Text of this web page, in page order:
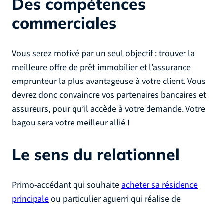
Des compétences
commerciales
Vous serez motivé par un seul objectif : trouver la
meilleure offre de prêt immobilier et l’assurance
emprunteur la plus avantageuse à votre client. Vous
devrez donc convaincre vos partenaires bancaires et
assureurs, pour qu’il accède à votre demande. Votre
bagou sera votre meilleur allié !
Le sens du relationnel
Primo-accédant qui souhaiteacheter sa résidence
principaleou particulier aguerri qui réalise de